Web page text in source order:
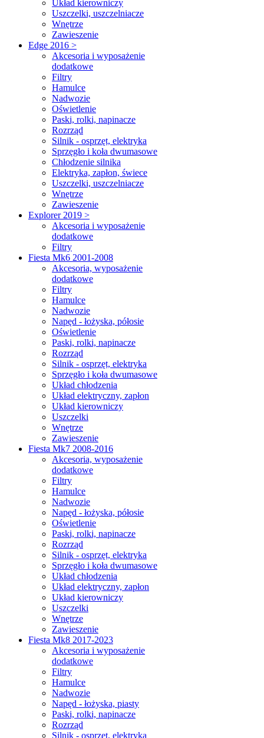
Układ kierowniczy
Uszczelki, uszczelniacze
Wnętrze
Zawieszenie
Edge 2016 >
Akcesoria i wyposażenie
dodatkowe
Filtry
Hamulce
Nadwozie
Oświetlenie
Paski, rolki, napinacze
Rozrząd
Silnik - osprzęt, elektryka
Sprzęgło i koła dwumasowe
Chłodzenie silnika
Elektryka, zapłon, świece
Uszczelki, uszczelniacze
Wnętrze
Zawieszenie
Explorer 2019 >
Akcesoria i wyposażenie
dodatkowe
Filtry
Fiesta Mk6 2001-2008
Akcesoria, wyposażenie
dodatkowe
Filtry
Hamulce
Nadwozie
Napęd - łożyska, półosie
Oświetlenie
Paski, rolki, napinacze
Rozrząd
Silnik - osprzęt, elektryka
Sprzęgło i koła dwumasowe
Układ chłodzenia
Układ elektryczny, zapłon
Układ kierowniczy
Uszczelki
Wnętrze
Zawieszenie
Fiesta Mk7 2008-2016
Akcesoria, wyposażenie
dodatkowe
Filtry
Hamulce
Nadwozie
Napęd - łożyska, półosie
Oświetlenie
Paski, rolki, napinacze
Rozrząd
Silnik - osprzęt, elektryka
Sprzęgło i koła dwumasowe
Układ chłodzenia
Układ elektryczny, zapłon
Układ kierowniczy
Uszczelki
Wnętrze
Zawieszenie
Fiesta Mk8 2017-2023
Akcesoria i wyposażenie
dodatkowe
Filtry
Hamulce
Nadwozie
Napęd - łożyska, piasty
Paski, rolki, napinacze
Rozrząd
Silnik - osprzęt, elektryka